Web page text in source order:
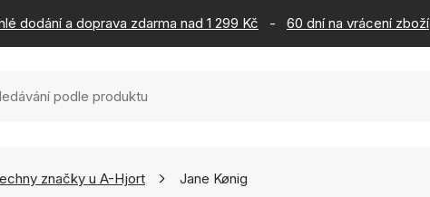
dodání a doprava zdarma nad 1 299 Kč - 60 dní na vrácení zboží
značky u A-Hjort Jane Kønig